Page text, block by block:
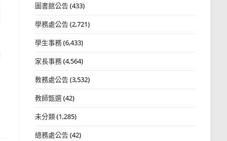
圖書館公告(433)
學務處公告(2,721)
學生事務(6,433)
家長事務(4,564)
教務處公告(3,532)
教師甄選(42)
未分類(1,285)
總務處公告(42)